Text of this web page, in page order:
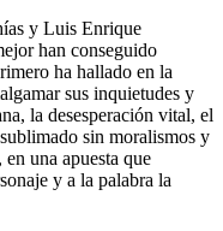
y Luis Enrique
han conseguido
ha hallado en la
sus inquietudes y
la desesperación vital, el
sin moralismos y
una apuesta que
y a la palabra la